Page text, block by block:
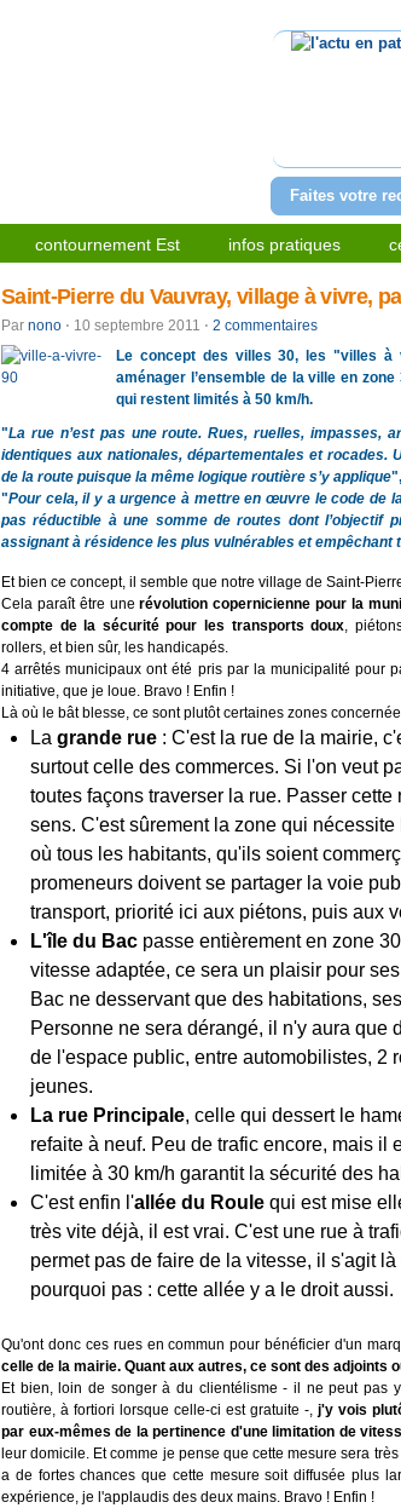
Faites votre
contournement Est infos pratiques
Saint-Pierre du Vauvray, village à vivre,
Par nono ⋅ 10 septembre 2011 ⋅ 2 commentaires
Le concept des villes 30, les "villes à
aménager l’ensemble de la ville en
qui restent limités à 50 km/h.
"La rue n’est pas une route. Rues, ruelles, impasses,
identiques aux nationales, départementales et rocades.
de la route puisque la même logique routière s’y applique
"Pour cela, il y a urgence à mettre en œuvre le code de
pas réductible à une somme de routes dont l’objectif
assignant à résidence les plus vulnérables et empêchant
Et bien ce concept, il semble que notre village de Saint-
Cela paraît être unerévolution copernicienne pour la
compte de la sécurité pour les transports doux,
rollers, et bien sûr, les handicapés.
4 arrêtés municipaux ont été pris par la municipalité pour
initiative, que je loue. Bravo ! Enfin !
Là où le bât blesse, ce sont plutôt certaines zones
La grande rue : C'est la rue de la mairie,
surtout celle des commerces. Si l'on veut
toutes façons traverser la rue. Passer
sens. C'est sûrement la zone qui
où tous les habitants, qu'ils soient
promeneurs doivent se partager la voie
transport, priorité ici aux piétons, puis aux
L'île du Bac passe entièrement en zone
vitesse adaptée, ce sera un plaisir pour
Bac ne desservant que des habitations,
Personne ne sera dérangé, il n'y aura que
de l'espace public, entre automobilistes, 2
jeunes.
La rue Principale, celle qui dessert le
refaite à neuf. Peu de trafic encore, mais il
limitée à 30 km/h garantit la sécurité des
C'est enfin l'allée du Roule qui est mise
très vite déjà, il est vrai. C'est une rue à
permet pas de faire de la vitesse, il s'agit
pourquoi pas : cette allée y a le droit aussi.
Qu'ont donc ces rues en commun pour bénéficier d'un
celle de la mairie. Quant aux autres, ce sont des adjoints
Et bien, loin de songer à du clientélisme - il ne peut pas
routière, à fortiori lorsque celle-ci est gratuite -, j'y vois
par eux-mêmes de la pertinence d'une limitation de
leur domicile. Et comme je pense que cette mesure sera
a de fortes chances que cette mesure soit diffusée plus
expérience, je l'applaudis des deux mains. Bravo ! Enfin !